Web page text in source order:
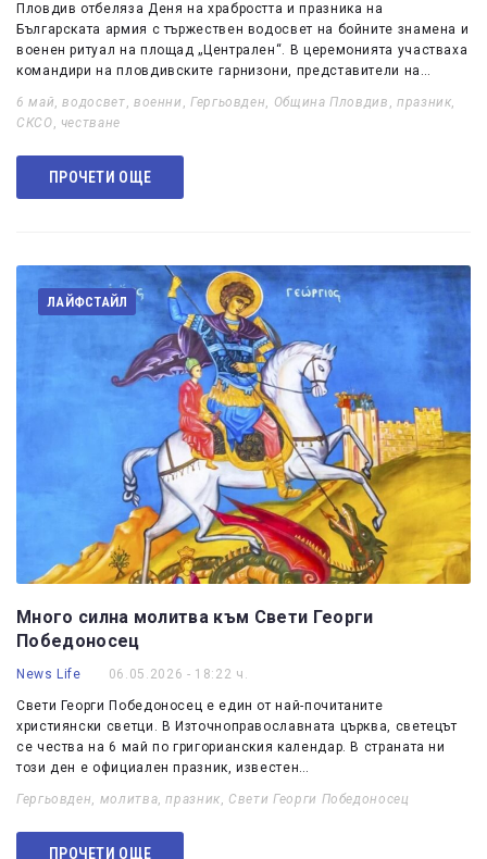
Пловдив отбеляза Деня на храбростта и празника на
Българската армия с тържествен водосвет на бойните знамена и
военен ритуал на площад „Централен“. В церемонията участваха
командири на пловдивските гарнизони, представители на…
6 май,водосвет, военни ,Гергьовден, Община Пловдив , празник,
СКСО, честване
ПРОЧЕТИ ОЩЕ
ЛАЙФСТАЙЛ
Много силна молитва към Свети Георги
Победоносец
News Life 06.05.2026 - 18:22 ч.
Свети Георги Победоносец е един от най-почитаните
християнски светци. В Източноправославната църква, светецът
се чества на 6 май по григорианския календар. В страната ни
този ден е официален празник, известен…
Гергьовден, молитва,празник, Свети Георги Победоносец
ПРОЧЕТИ ОЩЕ